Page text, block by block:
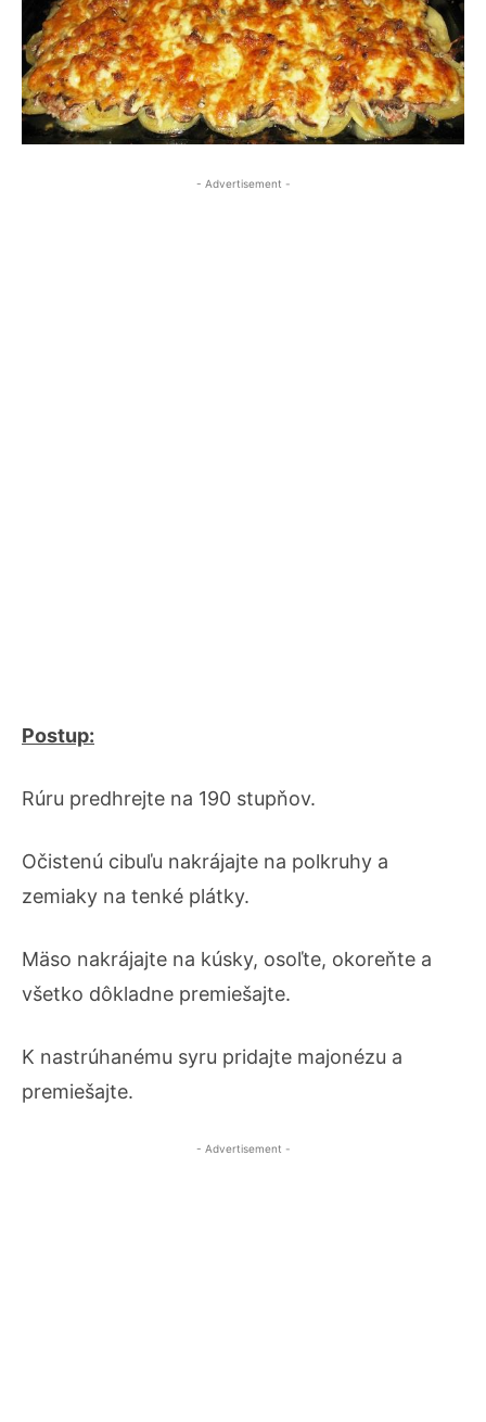
- Advertisement -
Postup:
Rúru predhrejte na 190 stupňov.
Očistenú cibuľu nakrájajte na polkruhy a
zemiaky na tenké plátky.
Mäso nakrájajte na kúsky, osoľte, okoreňte a
všetko dôkladne premiešajte.
K nastrúhanému syru pridajte majonézu a
premiešajte.
- Advertisement -